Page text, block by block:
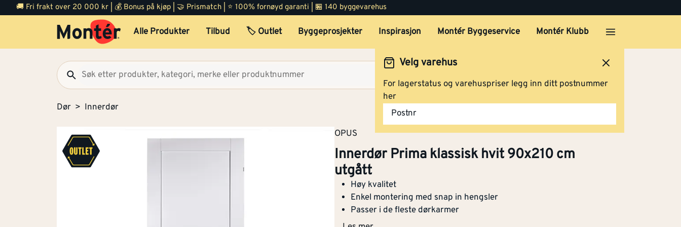
🚚 Fri frakt over 20 000 kr | 💰 Bonus på kjøp | 🤝 Prismatch | ⭐ 100% fornøyd garanti | 🏪 140 byggevarehus
Alle Produkter Tilbud 🏷️ Outlet Byggeprosjekter Inspirasjon Montér Byggeservice Montér Klubb
Velg varehus
For lagerstatus og varehuspriser legg inn ditt postnummer
her
Postnr
Dør Innerdør
OPUS
Innerdør Prima klassisk hvit 90x210 cm
utgått
Høy kvalitet
Enkel montering med snap in hengsler
Passer i de fleste dørkarmer